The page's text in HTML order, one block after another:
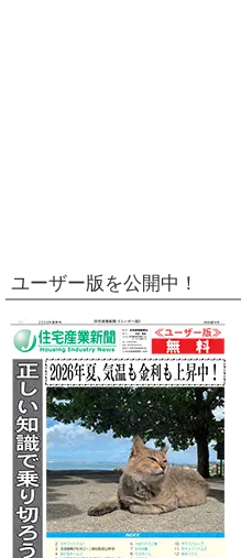
ユーザー版を公開中！